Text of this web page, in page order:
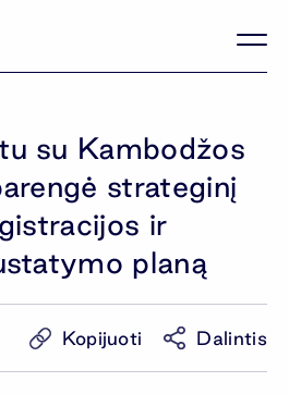
su Kambodžos
strateginį
ir
planą
Kopijuoti Dalintis